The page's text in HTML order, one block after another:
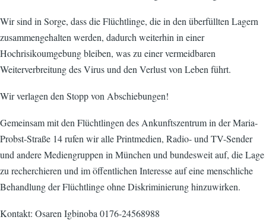
Wir sind in Sorge, dass die Flüchtlinge, die in den überfüllten Lagern
zusammengehalten werden, dadurch weiterhin in einer
Hochrisikoumgebung bleiben, was zu einer vermeidbaren
Weiterverbreitung des Virus und den Verlust von Leben führt.
Wir verlagen den Stopp von Abschiebungen!
Gemeinsam mit den Flüchtlingen des Ankunftszentrum in der Maria-
Probst-Straße 14 rufen wir alle Printmedien, Radio- und TV-Sender
und andere Mediengruppen in München und bundesweit auf, die Lage
zu recherchieren und im öffentlichen Interesse auf eine menschliche
Behandlung der Flüchtlinge ohne Diskriminierung hinzuwirken.
Kontakt: Osaren Igbinoba 0176-24568988